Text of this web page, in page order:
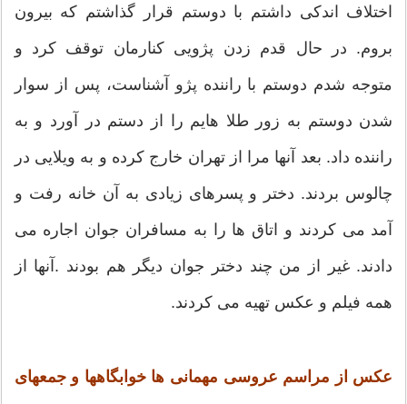
اختلاف اندکی داشتم با دوستم قرار گذاشتم که بیرون
بروم. در حال قدم زدن پژویی کنارمان توقف کرد و
متوجه شدم دوستم با راننده پژو آشناست، پس از سوار
شدن دوستم به زور طلا هایم را از دستم در آورد و به
راننده داد. بعد آنها مرا از تهران خارج کرده و به ویلایی در
چالوس بردند. دختر و پسرهای زیادی به آن خانه رفت و
آمد می کردند و اتاق ها را به مسافران جوان اجاره می
دادند. غیر از من چند دختر جوان دیگر هم بودند .آنها از
همه فیلم و عکس تهیه می کردند.
عکس از مراسم عروسی مهمانی ها خوابگاهها و جمعهای